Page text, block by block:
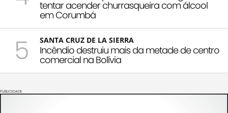
tentar acender churrasqueira com álcool
em Corumbá
5 SANTA CRUZ DE LA SIERRA
Incêndio destruiu mais da metade de centro
comercial na Bolívia
PUBLICIDADE